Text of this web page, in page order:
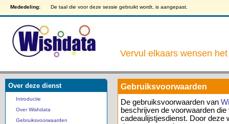
Mededeling: De taal die voor deze sessie gebruikt wordt, is aangepast.
Vervul elkaars wensen
Over deze dienst
Introductie
Over Wishdata
Gebruiksvoorwaarden
Gebruiksvoorwaarden
De gebruiksvoorwaarden van
beschrijven de voorwaarden
cadeaulijstjesdienst. Door deze